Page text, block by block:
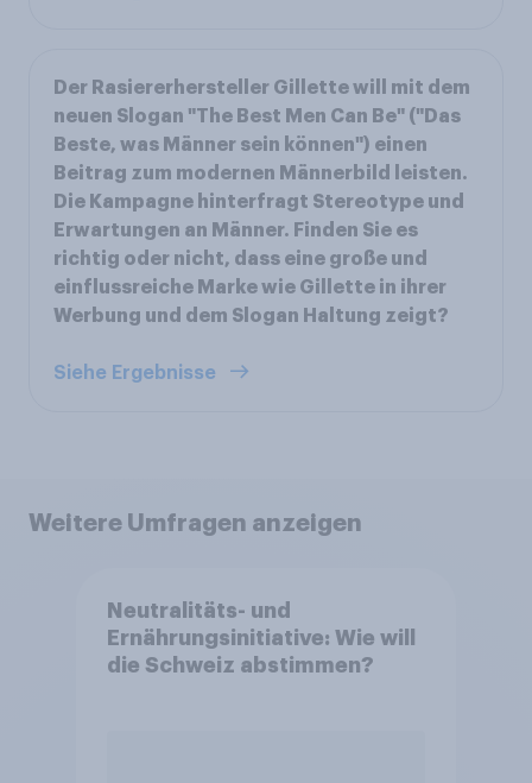
Der Rasiererhersteller Gillette will mit dem
neuen Slogan "The Best Men Can Be" ("Das
Beste, was Männer sein können") einen
Beitrag zum modernen Männerbild leisten.
Die Kampagne hinterfragt Stereotype und
Erwartungen an Männer. Finden Sie es
richtig oder nicht, dass eine große und
einflussreiche Marke wie Gillette in ihrer
Werbung und dem Slogan Haltung zeigt?
Siehe Ergebnisse
Weitere Umfragen anzeigen
Neutralitäts- und
Ernährungsinitiative: Wie will
die Schweiz abstimmen?